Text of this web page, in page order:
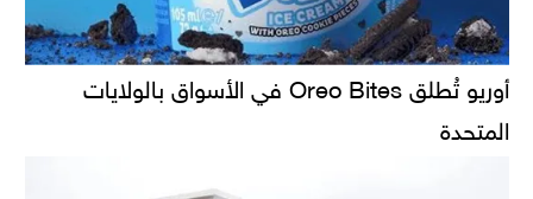
أوريو تُطلق Oreo Bites في الأسواق بالولايات
المتحدة